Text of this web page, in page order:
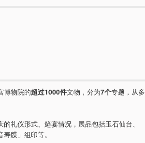
博物院的超过1000件文物，分为7个专题，从多
的礼仪形式、筵宴情况，展品包括玉石仙台、
牒」组印等。